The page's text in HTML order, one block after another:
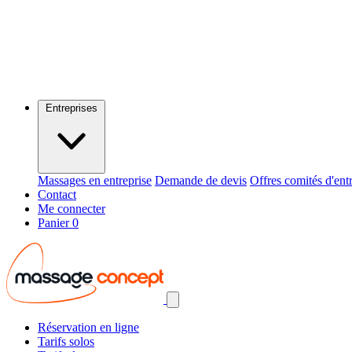
Entreprises
Massages en entreprise Demande de devis Offres comités
Contact
Me connecter
Panier 0
Réservation en ligne
Tarifs solos